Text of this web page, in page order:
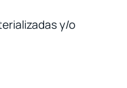
y/o